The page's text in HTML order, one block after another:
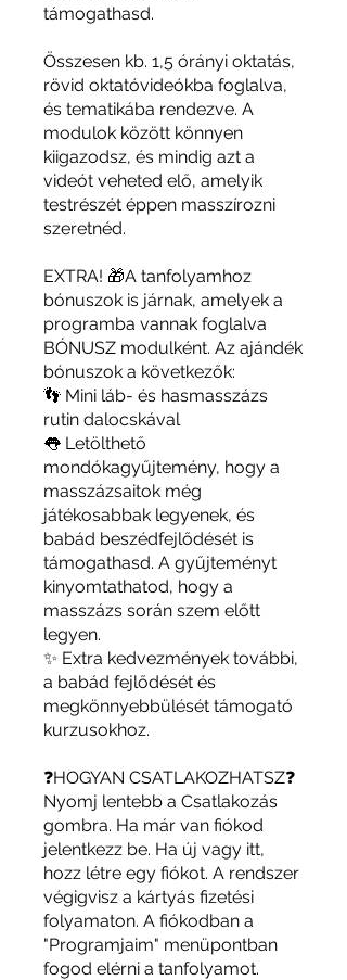
támogathasd.
Összesen kb. 1,5 órányi oktatás,
rövid oktatóvideókba foglalva,
és tematikába rendezve. A
modulok között könnyen
kiigazodsz, és mindig azt a
videót veheted elő, amelyik
testrészét éppen masszírozni
szeretnéd.
EXTRA! 🎁A tanfolyamhoz
bónuszok is járnak, amelyek a
programba vannak foglalva
BÓNUSZ modulként. Az ajándék
bónuszok a következők:
👣 Mini láb- és hasmasszázs
rutin dalocskával
👅 Letölthető
mondókagyűjtemény, hogy a
masszázsaitok még
játékosabbak legyenek, és
babád beszédfejlődését is
támogathasd. A gyűjteményt
kinyomtathatod, hogy a
masszázs során szem előtt
legyen.
✨ Extra kedvezmények további,
a babád fejlődését és
megkönnyebbülését támogató
kurzusokhoz.
❓HOGYAN CSATLAKOZHATSZ❓
Nyomj lentebb a Csatlakozás
gombra. Ha már van fiókod
jelentkezz be. Ha új vagy itt,
hozz létre egy fiókot. A rendszer
végigvisz a kártyás fizetési
folyamaton. A fiókodban a
"Programjaim" menüpontban
fogod elérni a tanfolyamot.